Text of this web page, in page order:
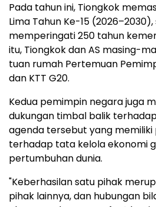
Pada tahun ini, Tiongkok
Lima Tahun Ke-15
memperingati 250 tahun
itu, Tiongkok dan AS masing-
tuan rumah Pertemuan
dan KTT G20.
Kedua pemimpin negara juga
dukungan timbal balik
agenda tersebut yang
terhadap tata kelola ekonomi
pertumbuhan dunia.
"Keberhasilan satu pihak
pihak lainnya, dan hubungan